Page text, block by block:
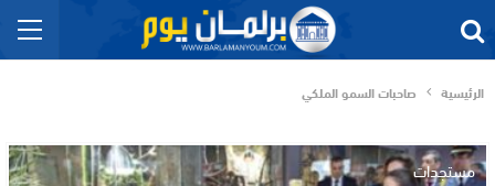
الرئيسية صاحبات السمو الملكي
مستجدات